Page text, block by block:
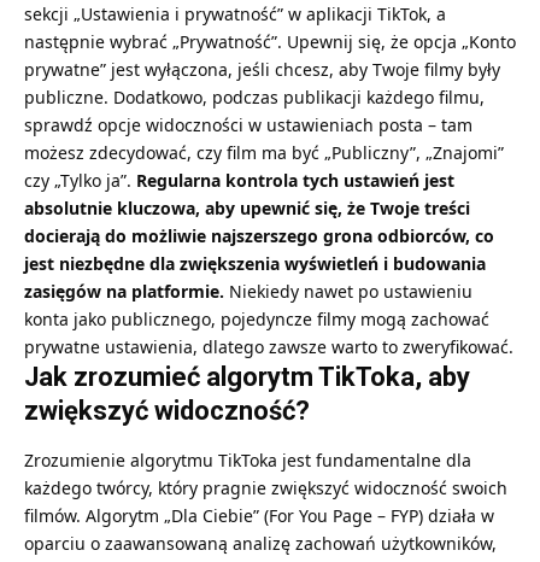
sekcji „Ustawienia i prywatność” w aplikacji TikTok, a
następnie wybrać „Prywatność”. Upewnij się, że opcja „Konto
prywatne” jest wyłączona, jeśli chcesz, aby Twoje filmy były
publiczne. Dodatkowo, podczas publikacji każdego filmu,
sprawdź opcje widoczności w ustawieniach posta – tam
możesz zdecydować, czy film ma być „Publiczny”, „Znajomi”
czy „Tylko ja”. Regularna kontrola tych ustawień jest
absolutnie kluczowa, aby upewnić się, że Twoje treści
docierają do możliwie najszerszego grona odbiorców, co
jest niezbędne dla zwiększenia wyświetleń i budowania
zasięgów na platformie. Niekiedy nawet po ustawieniu
konta jako publicznego, pojedyncze filmy mogą zachować
prywatne ustawienia, dlatego zawsze warto to zweryfikować.
Jak zrozumieć algorytm TikToka, aby
zwiększyć widoczność?
Zrozumienie algorytmu TikToka jest fundamentalne dla
każdego twórcy, który pragnie zwiększyć widoczność swoich
filmów. Algorytm „Dla Ciebie” (For You Page – FYP) działa w
oparciu o zaawansowaną analizę zachowań użytkowników,